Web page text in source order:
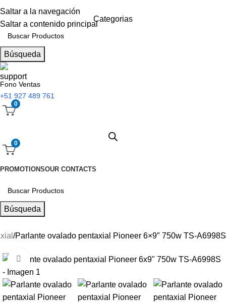
Saltar a la navegación
Saltar a contenido principal
Categorias
Búsqueda
Fono Ventas
+51 927 489 761
0
0
PROMOTIONSOUR CONTACTS
Búsqueda
Parlante ovalado pentaxial Pioneer 6×9″ 750w TS-A6998S
Haga Click para agrandar